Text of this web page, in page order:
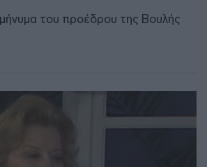
του προέδρου της Βουλής